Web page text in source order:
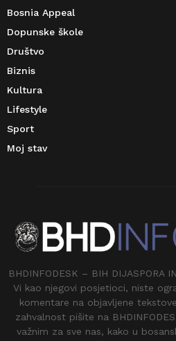
Bosnia Appeal
Dopunske škole
Društvo
Biznis
Kultura
Lifestyle
Sport
Moj stav
BHDINFODESK – BIH DIJASPORA
Vi kao njegovi posjetioci, niste
komentare na objavljene
zahvalnost pišite na
važnim za sve nas, kako u